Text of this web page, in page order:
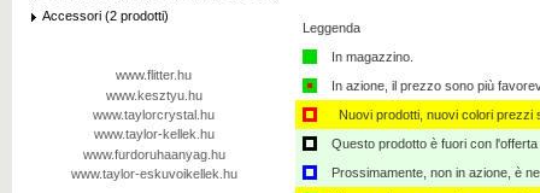
Accessori (2 prodotti)
www.flitter.hu
www.kesztyu.hu
www.taylorcrystal.hu
www.taylor-kellek.hu
www.furdoruhaanyag.hu
www.taylor-eskuvoikellek.hu
Leggenda
In magazzino.
In azione, il prezzo sono più
Nuovi prodotti, nuovi colori prezzi
Questo prodotto è fuori con
Prossimamente, non in azione, è